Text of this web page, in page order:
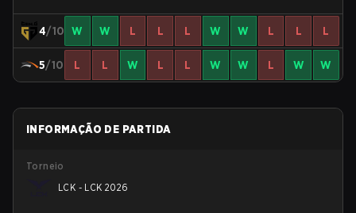
4/10 W W L L L W W L L L
5/10 L L W L L W W L W W
INFORMAÇÃO DE PARTIDA
Torneio
LCK - LCK 2026